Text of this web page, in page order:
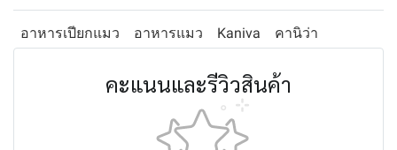
อาหารเปียกแมว อาหารแมว Kaniva คานิว่า
คะแนนและรีวิวสินค้า